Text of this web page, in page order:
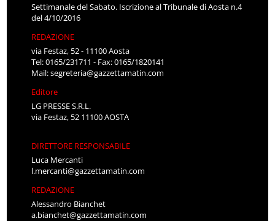
Settimanale del Sabato. Iscrizione al Tribunale di Aosta n.4
del 4/10/2016
REDAZIONE
via Festaz, 52 - 11100 Aosta
Tel: 0165/231711 - Fax: 0165/1820141
Mail:segreteria@gazzettamatin.com
Editore
LG PRESSE S.R.L.
via Festaz, 52 11100 AOSTA
DIRETTORE RESPONSABILE
Luca Mercanti
l.mercanti@gazzettamatin.com
REDAZIONE
Alessandro Bianchet
a.bianchet@gazzettamatin.com